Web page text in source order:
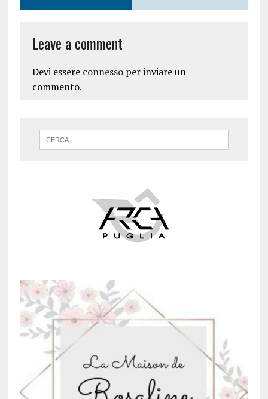
Leave a comment
Devi essere connessoper inviare un
commento.